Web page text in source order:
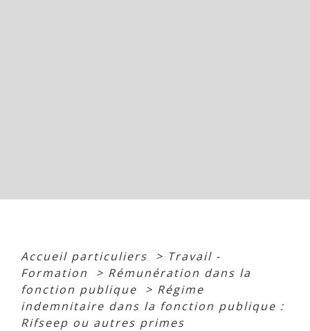
Accueil particuliers > Travail -
Formation
> Rémunération dans la
fonction publique
> Régime
indemnitaire dans la fonction publique :
Rifseep ou autres primes